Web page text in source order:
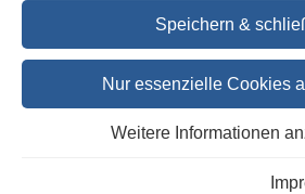
Speichern &
Nur essenzielle Cookies
Weitere Informationen
Gotteslob
Taschenausgabe